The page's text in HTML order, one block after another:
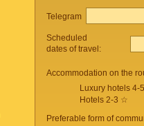
Telegram
Scheduled
dates of travel:
Accommodation on the
Luxury hotels 4-
Hotels 2-3 ☆
Preferable form of